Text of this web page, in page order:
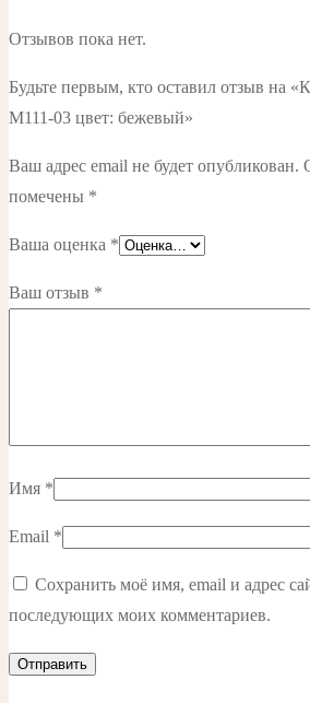
Отзывов пока нет.
Будьте первым, кто оставил отзыв на
М111-03 цвет: бежевый»
Ваш адрес email не будет опубликован.
помечены *
Ваша оценка *
Ваш отзыв *
Имя *
Email *
Сохранить моё имя, email и адрес
последующих моих комментариев.